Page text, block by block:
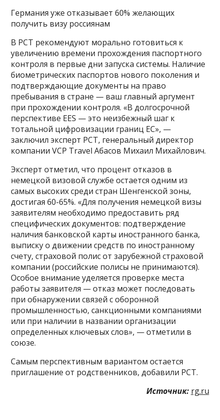
Германия уже отказывает 60% желающих
получить визу россиянам
В РСТ рекомендуют морально готовиться к
увеличению времени прохождения паспортного
контроля в первые дни запуска системы. Наличие
биометрических паспортов нового поколения и
подтверждающие документы на право
пребывания в стране — ваш главный аргумент
при прохождении контроля. «В долгосрочной
перспективе EES — это неизбежный шаг к
тотальной цифровизации границ ЕС», —
заключил эксперт РСТ, генеральный директор
компании VCP Travel Абасов Михаил Михайлович.
Эксперт отметил, что процент отказов в
немецкой визовой службе остается одним из
самых высоких среди стран Шенгенской зоны,
достигая 60-65%. «Для получения немецкой визы
заявителям необходимо предоставить ряд
специфических документов: подтверждение
наличия банковской карты иностранного банка,
выписку о движении средств по иностранному
счету, страховой полис от зарубежной страховой
компании (российские полисы не принимаются).
Особое внимание уделяется проверке места
работы заявителя — отказ может последовать
при обнаружении связей с оборонной
промышленностью, санкционными компаниями
или при наличии в названии организации
определенных ключевых слов», — отметили в
союзе.
Самым перспективным вариантом остается
приглашение от родственников, добавили РСТ.
Источник: rg.ru